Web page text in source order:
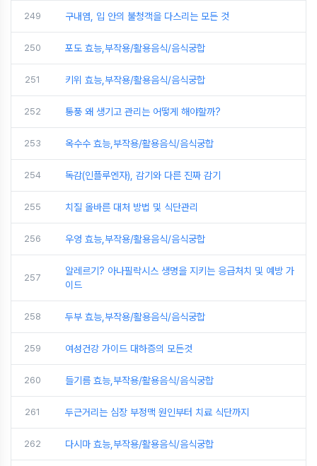
249 구내염, 입 안의 불청객을 다스리는 모든 것
250 포도 효능,부작용/활용음식/음식궁합
251 키위 효능,부작용/활용음식/음식궁합
252 통풍 왜 생기고 관리는 어떻게 해야할까?
253 옥수수 효능,부작용/활용음식/음식궁합
254 독감(인플루엔자), 감기와 다른 진짜 감기
255 치질 올바른 대처 방법 및 식단관리
256 우엉 효능,부작용/활용음식/음식궁합
257
알레르기? 아나필락시스 생명을 지키는 응급처치 및 예방 가
이드
258 두부 효능,부작용/활용음식/음식궁합
259 여성건강 가이드 대하증의 모든것
260 들기름 효능,부작용/활용음식/음식궁합
261 두근거리는 심장 부정맥 원인부터 치료 식단까지
262 다시마 효능,부작용/활용음식/음식궁합